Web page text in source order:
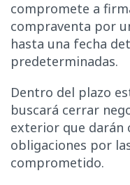
compromete a
compraventa por
hasta una fecha
predeterminadas.
Dentro del plazo
buscará cerrar
exterior que darán
obligaciones por
comprometido.